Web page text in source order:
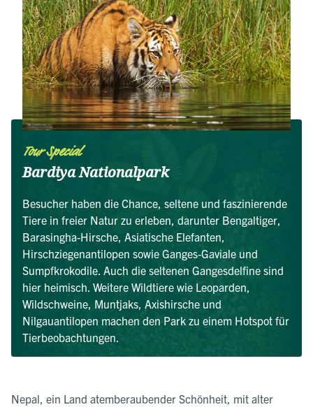
Tour Special
Bardiya Nationalpark
Besucher haben die Chance, seltene und faszinierende
Tiere in freier Natur zu erleben, darunter Bengaltiger,
Barasingha-Hirsche, Asiatische Elefanten,
Hirschziegenantilopen sowie Ganges-Gaviale und
Sumpfkrokodile. Auch die seltenen Gangesdelfine sind
hier heimisch. Weitere Wildtiere wie Leoparden,
Wildschweine, Muntjaks, Axishirsche und
Nilgauantilopen machen den Park zu einem Hotspot für
Tierbeobachtungen.
Nepal, ein Land atemberaubender Schönheit, mit alter